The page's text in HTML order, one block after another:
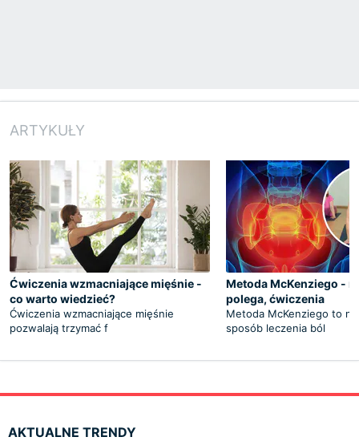
ARTYKUŁY
Ćwiczenia wzmacniające mięśnie -
co warto wiedzieć?
Ćwiczenia wzmacniające mięśnie
pozwalają trzymać f
Metoda McKenziego -
polega, ćwiczenia
Metoda McKenziego to
sposób leczenia ból
AKTUALNE TRENDY